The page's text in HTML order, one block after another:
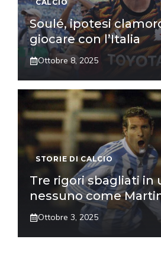
CALCIO
Soulé, ipotesi
giocare con l’Italia
Ottobre 8, 2025
STORIE DI CALCIO
Tre rigori sbagliati in
nessuno come
Ottobre 3, 2025